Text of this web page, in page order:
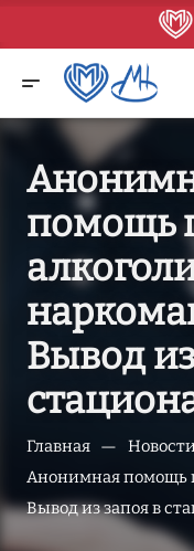
помощь
Вывод
Главная —
Анонимная помощь
Вывод из запоя в